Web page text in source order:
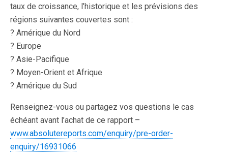
taux de croissance, l’historique et les prévisions des
régions suivantes couvertes sont :
? Amérique du Nord
? Europe
? Asie-Pacifique
? Moyen-Orient et Afrique
? Amérique du Sud
Renseignez-vous ou partagez vos questions le cas
échéant avant l’achat de ce rapport –
www.absolutereports.com/enquiry/pre-order-
enquiry/16931066